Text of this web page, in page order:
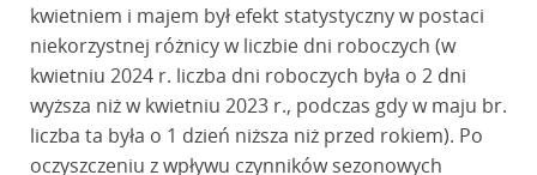
kwietniem i majem był efekt statystyczny w postaci
niekorzystnej różnicy w liczbie dni roboczych (w
kwietniu 2024 r. liczba dni roboczych była o 2 dni
wyższa niż w kwietniu 2023 r., podczas gdy w maju br.
liczba ta była o 1 dzień niższa niż przed rokiem). Po
oczyszczeniu z wpływu czynników sezonowych